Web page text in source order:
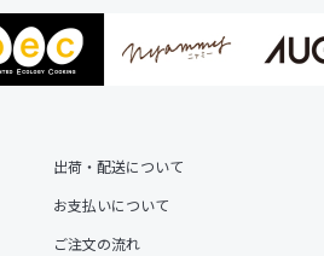
出荷・配送について
お支払いについて
ご注文の流れ